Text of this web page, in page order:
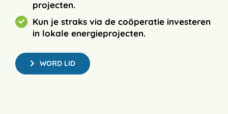
projecten.
Kun je straks via de coöperatie investeren
in lokale energieprojecten.
WORD LID